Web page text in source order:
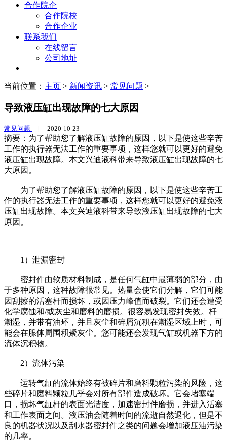
合作院企
合作院校
合作企业
联系我们
在线留言
公司地址
当前位置： 主页 > 新闻资讯 > 常见问题 >
导致液压缸出现故障的七大原因
常见问题 | 2020-10-23
摘要：为了帮助您了解液压缸故障的原因，以下是使这些辛苦
工作的执行器无法工作的重要事项，这样您就可以更好的避免
液压缸出现故障。本文兴迪液科带来导致液压缸出现故障的七
大原因。
为了帮助您了解液压缸故障的原因，以下是使这些辛苦工
作的执行器无法工作的重要事项，这样您就可以更好的避免液
压缸出现故障。本文兴迪液科带来导致液压缸出现故障的七大
原因。
1）泄漏密封
密封件由软质材料制成，是任何气缸中最薄弱的部分，由
于多种原因，这种故障很常见。热量会使它们分解，它们可能
因刮擦的活塞杆而损坏，或因压力峰值而破裂。它们还会遭受
化学腐蚀和/或灰尘和磨料的磨损。很容易发现密封失效。杆
潮湿，并带有油环，并且灰尘和碎屑沉积在潮湿区域上时，可
能会在腺体周围积聚灰尘。您可能还会发现气缸或机器下方的
流体沉积物。
2）流体污染
运转气缸的流体始终有被碎片和磨料颗粒污染的风险，这
些碎片和磨料颗粒几乎会对所有部件造成破坏。它会堵塞端
口，损坏气缸杆的表面光洁度，加速密封件磨损，并进入活塞
和工作表面之间。液压油会随着时间的流逝自然退化，但是不
良的机器状况以及刮水器密封件之类的问题会增加液压油污染
的几率。